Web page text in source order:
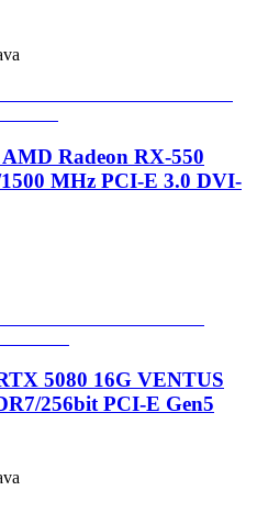
Radeon RX-550
MHz PCI-E 3.0 DVI-
5080 16G VENTUS
256bit PCI-E Gen5